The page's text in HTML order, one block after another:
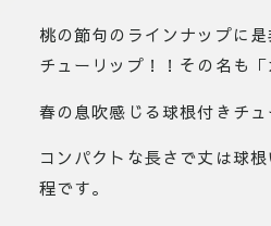
桃の節句のラインナップに
チューリップ！！その名も「
春の息吹感じる球根付きチ
コンパクトな長さで丈は球
程です。